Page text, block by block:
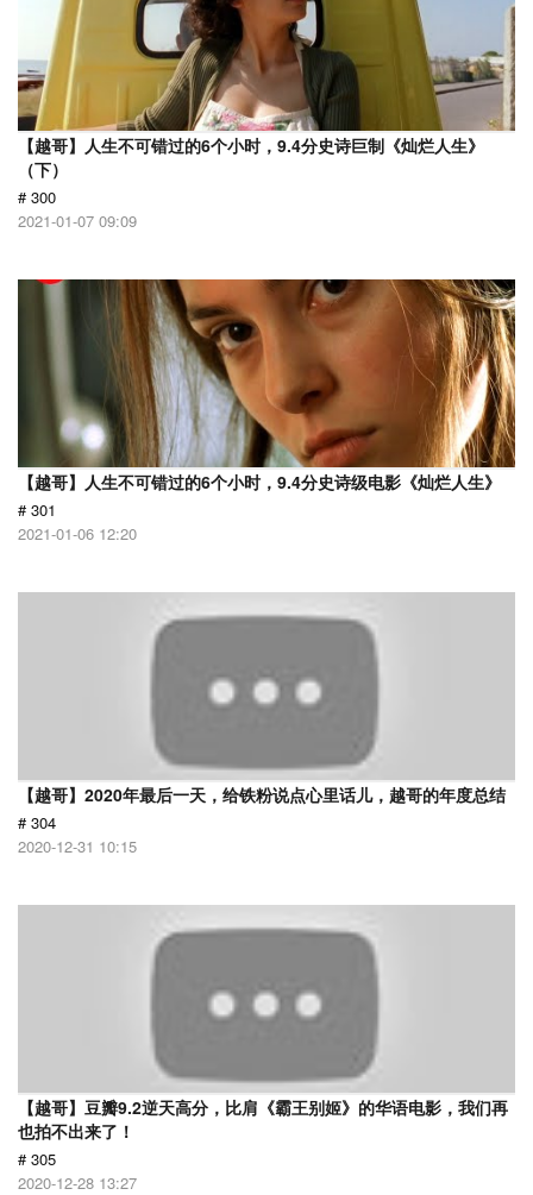
【越哥】人生不可错过的6个小时，9.4分史诗巨制《灿烂人生》
（下）
# 300
2021-01-07 09:09
【越哥】人生不可错过的6个小时，9.4分史诗级电影《灿烂人生》
# 301
2021-01-06 12:20
【越哥】2020年最后一天，给铁粉说点心里话儿，越哥的年度总结
# 304
2020-12-31 10:15
【越哥】豆瓣9.2逆天高分，比肩《霸王别姬》的华语电影，我们再
也拍不出来了！
# 305
2020-12-28 13:27